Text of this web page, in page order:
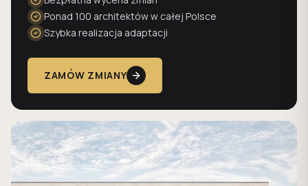
Ponad 100 architektów w całej Polsce
Szybka realizacja adaptacji
ZAMÓW ZMIANY